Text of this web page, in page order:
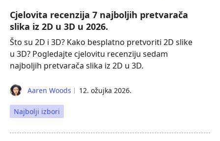
Cjelovita recenzija 7 najboljih pretvarača
slika iz 2D u 3D u 2026.
Što su 2D i 3D? Kako besplatno pretvoriti 2D slike
u 3D? Pogledajte cjelovitu recenziju sedam
najboljih pretvarača slika iz 2D u 3D.
Aaren Woods 12. ožujka 2026.
Najbolji izbori